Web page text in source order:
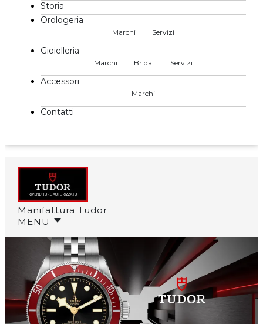
Storia
Orologeria
Marchi Servizi
Gioielleria
Marchi Bridal Servizi
Accessori
Marchi
Contatti
Manifattura Tudor
MENU